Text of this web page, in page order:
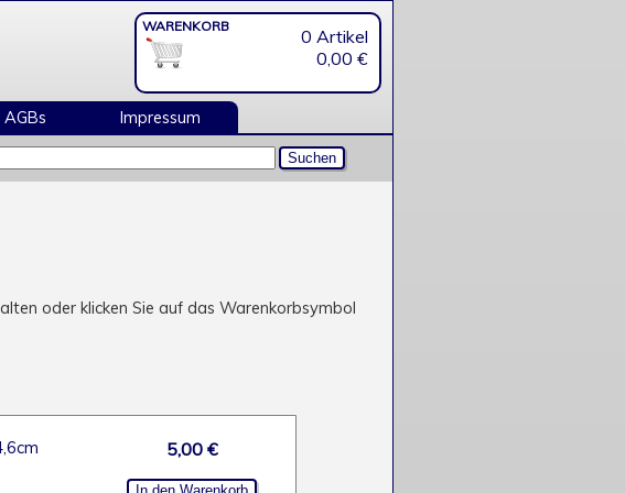
WARENKORB
0 Artikel
0,00 €
AGBs
Impressum
oder klicken Sie auf das Warenkorbsymbol
5,00 €